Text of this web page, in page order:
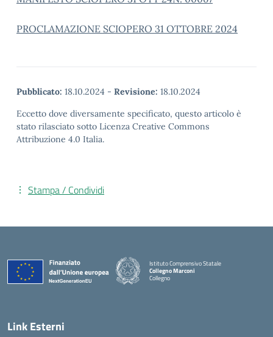
PROCLAMAZIONE SCIOPERO 31 OTTOBRE 2024
Pubblicato: 18.10.2024 - Revisione: 18.10.2024
Eccetto dove diversamente specificato, questo articolo è
stato rilasciato sotto Licenza Creative Commons
Attribuzione 4.0 Italia.
Stampa / Condividi
Istituto Comprensivo Statale
Collegno Marconi
Collegno
Link Esterni